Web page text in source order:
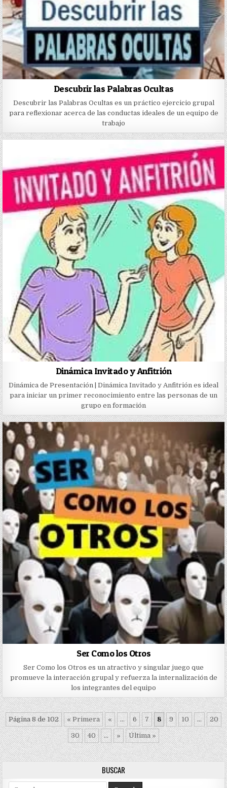
Descubrir las Palabras Ocultas
Descubrir las Palabras Ocultas es un práctico ejercicio grupal
para reflexionar acerca de las conductas ideales de un equipo de
trabajo
Dinámica Invitado y Anfitrión
Dinámica de Presentación | Dinámica Invitado y Anfitrión es ideal
para iniciar un primer reconocimiento entre las personas de un
grupo en formación
Ser Como los Otros
Ser Como los Otros es un atractivo y singular juego que
promueve la interacción grupal y refuerza la internalización de
los integrantes del equipo
Página 8 de 102 « Primera « ... 6 7 8 9 10 ... 20
30 40 ... » Última »
BUSCAR